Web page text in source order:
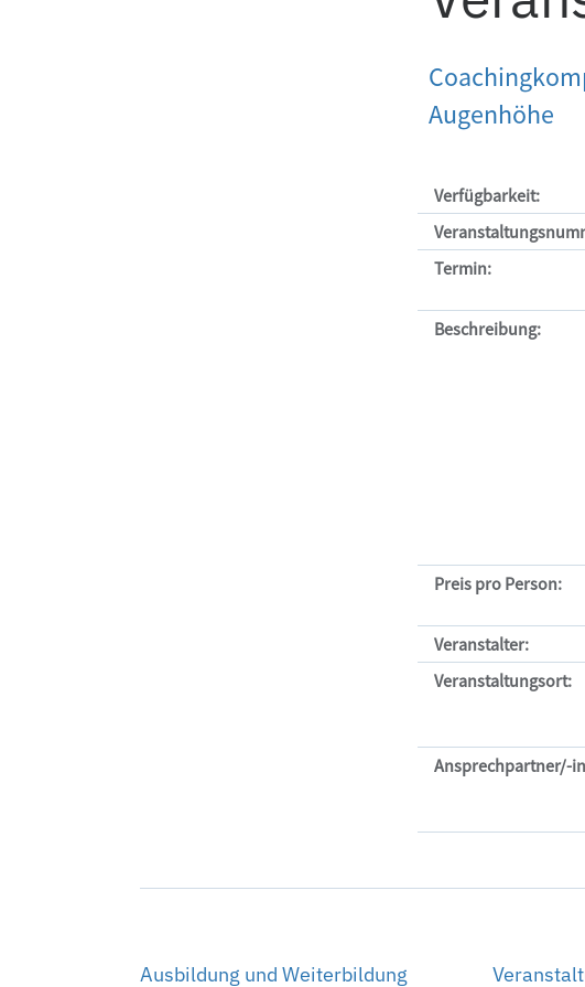
Augenhöhe
Verfügbarkeit:
Termin:
Beschreibung:
Preis pro Person:
Veranstalter:
Veranstaltungsort:
Ansprechpartner/-
Ausbildung und Weiterbildung